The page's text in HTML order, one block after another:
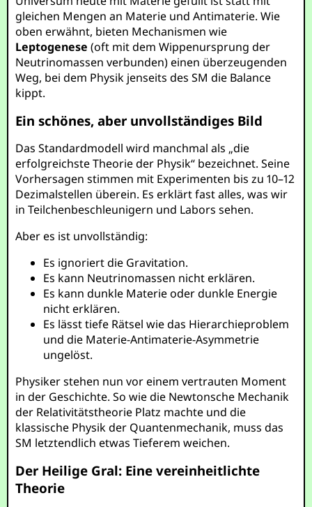
gleichen Mengen an Materie und Antimaterie. Wie
oben erwähnt, bieten Mechanismen wie
Leptogenese (oft mit dem Wippenursprung der
Neutrinomassen verbunden) einen überzeugenden
Weg, bei dem Physik jenseits des SM die Balance
kippt.
Ein schönes, aber unvollständiges Bild
Das Standardmodell wird manchmal als „die
erfolgreichste Theorie der Physik“ bezeichnet. Seine
Vorhersagen stimmen mit Experimenten bis zu 10–12
Dezimalstellen überein. Es erklärt fast alles, was wir
in Teilchenbeschleunigern und Labors sehen.
Aber es ist unvollständig:
Es ignoriert die Gravitation.
Es kann Neutrinomassen nicht erklären.
Es kann dunkle Materie oder dunkle Energie
nicht erklären.
Es lässt tiefe Rätsel wie das Hierarchieproblem
und die Materie-Antimaterie-Asymmetrie
ungelöst.
Physiker stehen nun vor einem vertrauten Moment
in der Geschichte. So wie die Newtonsche Mechanik
der Relativitätstheorie Platz machte und die
klassische Physik der Quantenmechanik, muss das
SM letztendlich etwas Tieferem weichen.
Der Heilige Gral: Eine vereinheitlichte
Theorie